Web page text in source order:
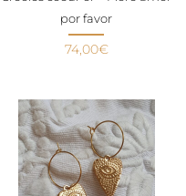
por favor
74,00€